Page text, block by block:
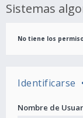
Sistemas
No tiene los
Identificarse •
Nombre de